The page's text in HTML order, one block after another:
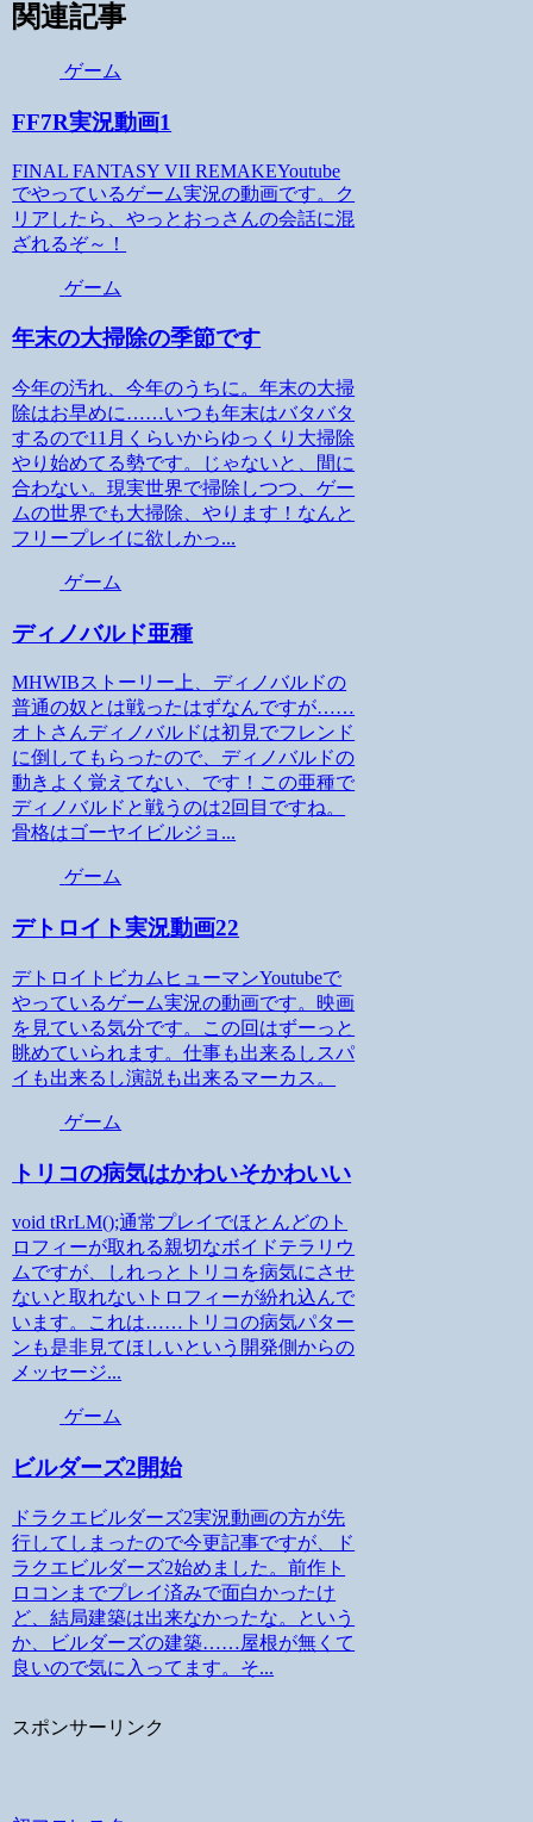
関連記事
ゲーム
FF7R実況動画1
FINAL FANTASY VII REMAKEYoutube
でやっているゲーム実況の動画です。ク
リアしたら、やっとおっさんの会話に混
ざれるぞ～！
ゲーム
年末の大掃除の季節です
今年の汚れ、今年のうちに。年末の大掃
除はお早めに……いつも年末はバタバタ
するので11月くらいからゆっくり大掃除
やり始めてる勢です。じゃないと、間に
合わない。現実世界で掃除しつつ、ゲー
ムの世界でも大掃除、やります！なんと
フリープレイに欲しかっ...
ゲーム
ディノバルド亜種
MHWIBストーリー上、ディノバルドの
普通の奴とは戦ったはずなんですが……
オトさんディノバルドは初見でフレンド
に倒してもらったので、ディノバルドの
動きよく覚えてない、です！この亜種で
ディノバルドと戦うのは2回目ですね。
骨格はゴーヤイビルジョ...
ゲーム
デトロイト実況動画22
デトロイトビカムヒューマンYoutubeで
やっているゲーム実況の動画です。映画
を見ている気分です。この回はずーっと
眺めていられます。仕事も出来るしスパ
イも出来るし演説も出来るマーカス。
ゲーム
トリコの病気はかわいそかわいい
void tRrLM();通常プレイでほとんどのト
ロフィーが取れる親切なボイドテラリウ
ムですが、しれっとトリコを病気にさせ
ないと取れないトロフィーが紛れ込んで
います。これは……トリコの病気パター
ンも是非見てほしいという開発側からの
メッセージ...
ゲーム
ビルダーズ2開始
ドラクエビルダーズ2実況動画の方が先
行してしまったので今更記事ですが、ド
ラクエビルダーズ2始めました。前作ト
ロコンまでプレイ済みで面白かったけ
ど、結局建築は出来なかったな。という
か、ビルダーズの建築……屋根が無くて
良いので気に入ってます。そ...
スポンサーリンク